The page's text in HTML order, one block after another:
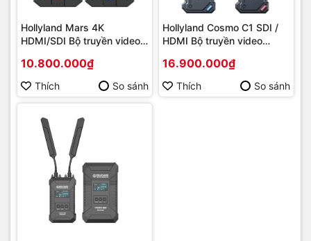
Hollyland Mars 4K
HDMI/SDI Bộ truyền video
10.800.000₫
Thích So sánh
Hollyland Cosmo C1 SDI /
HDMI Bộ truyền video
16.900.000₫
Thích So sánh